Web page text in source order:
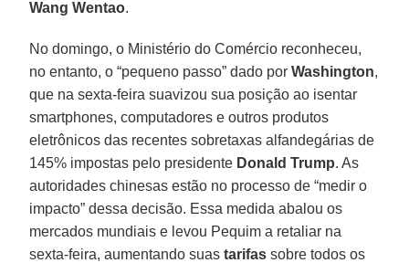
Wang Wentao.
No domingo, o Ministério do Comércio reconheceu,
no entanto, o “pequeno passo” dado porWashington,
que na sexta-feira suavizou sua posição ao isentar
smartphones, computadores e outros produtos
eletrônicos das recentes sobretaxas alfandegárias de
145% impostas pelo presidente Donald Trump. As
autoridades chinesas estão no processo de “medir o
impacto” dessa decisão. Essa medida abalou os
mercados mundiais e levou Pequim a retaliar na
sexta-feira, aumentando suastarifas sobre todos os